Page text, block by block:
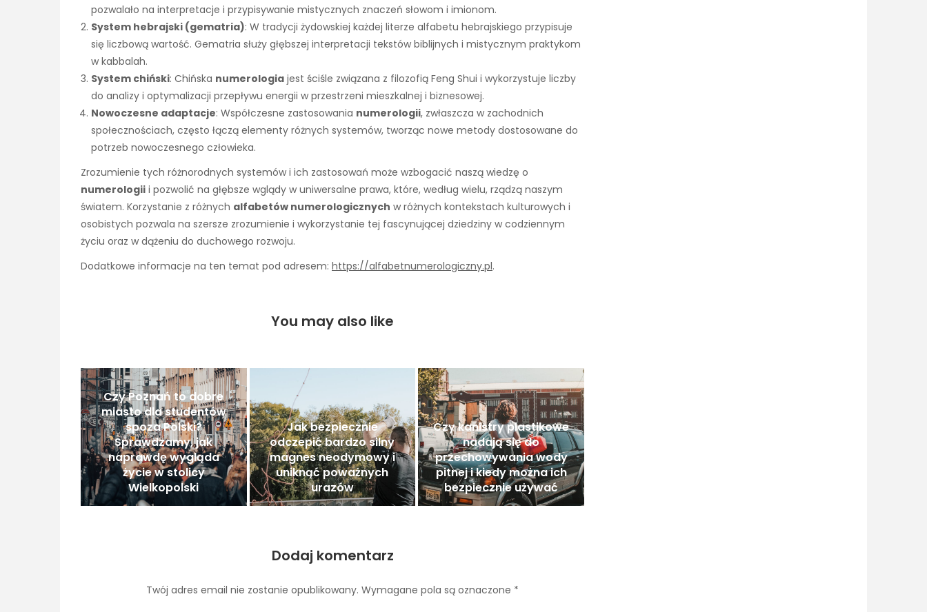
pozwalało na interpretacje i przypisywanie mistycznych znaczeń słowom i imionom.
System hebrajski (gematria): W tradycji żydowskiej każdej literze alfabetu hebrajskiego przypisuje
się liczbową wartość. Gematria służy głębszej interpretacji tekstów biblijnych i mistycznym praktykom
w kabbalah.
System chiński: Chińska numerologia jest ściśle związana z filozofią Feng Shui i wykorzystuje liczby
do analizy i optymalizacji przepływu energii w przestrzeni mieszkalnej i biznesowej.
Nowoczesne adaptacje: Współczesne zastosowania numerologii, zwłaszcza w zachodnich
społecznościach, często łączą elementy różnych systemów, tworząc nowe metody dostosowane do
potrzeb nowoczesnego człowieka.
Zrozumienie tych różnorodnych systemów i ich zastosowań może wzbogacić naszą wiedzę o
numerologii i pozwolić na głębsze wglądy w uniwersalne prawa, które, według wielu, rządzą naszym
światem. Korzystanie z różnych alfabetów numerologicznych w różnych kontekstach kulturowych i
osobistych pozwala na szersze zrozumienie i wykorzystanie tej fascynującej dziedziny w codziennym
życiu oraz w dążeniu do duchowego rozwoju.
Dodatkowe informacje na ten temat pod adresem: https://alfabetnumerologiczny.pl.
You may also like
Czy Poznań to dobre
miasto dla studentów
spoza Polski?
Sprawdzamy, jak
naprawdę wygląda
życie w stolicy
Wielkopolski
Jak bezpiecznie
odczepić bardzo silny
magnes neodymowy i
uniknąć poważnych
urazów
Czy kanistry plastikowe
nadają się do
przechowywania wody
pitnej i kiedy można ich
bezpiecznie używać
Dodaj komentarz
Twój adres email nie zostanie opublikowany. Wymagane pola są oznaczone *